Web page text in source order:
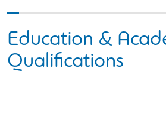
Education &
Qualifications